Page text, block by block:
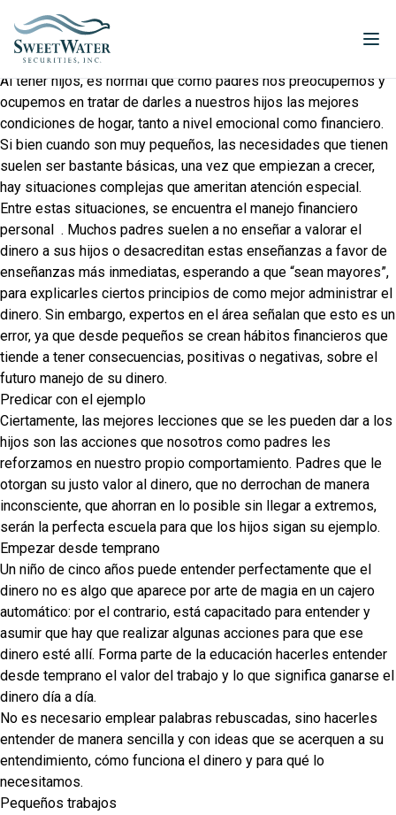
Al tener hijos, es normal que como padres nos preocupemos y
ocupemos en tratar de darles a nuestros hijos las mejores
condiciones de hogar, tanto a nivel emocional como financiero.
Si bien cuando son muy pequeños, las necesidades que tienen
suelen ser bastante básicas, una vez que empiezan a crecer,
hay situaciones complejas que ameritan atención especial.
Entre estas situaciones, se encuentra el manejo financiero
personal . Muchos padres suelen a no enseñar a valorar el
dinero a sus hijos o desacreditan estas enseñanzas a favor de
enseñanzas más inmediatas, esperando a que “sean mayores”,
para explicarles ciertos principios de como mejor administrar el
dinero. Sin embargo, expertos en el área señalan que esto es un
error, ya que desde pequeños se crean hábitos financieros que
tiende a tener consecuencias, positivas o negativas, sobre el
futuro manejo de su dinero.
Predicar con el ejemplo
Ciertamente, las mejores lecciones que se les pueden dar a los
hijos son las acciones que nosotros como padres les
reforzamos en nuestro propio comportamiento. Padres que le
otorgan su justo valor al dinero, que no derrochan de manera
inconsciente, que ahorran en lo posible sin llegar a extremos,
serán la perfecta escuela para que los hijos sigan su ejemplo.
Empezar desde temprano
Un niño de cinco años puede entender perfectamente que el
dinero no es algo que aparece por arte de magia en un cajero
automático: por el contrario, está capacitado para entender y
asumir que hay que realizar algunas acciones para que ese
dinero esté allí. Forma parte de la educación hacerles entender
desde temprano el valor del trabajo y lo que significa ganarse el
dinero día a día.
No es necesario emplear palabras rebuscadas, sino hacerles
entender de manera sencilla y con ideas que se acerquen a su
entendimiento, cómo funciona el dinero y para qué lo
necesitamos.
Pequeños trabajos